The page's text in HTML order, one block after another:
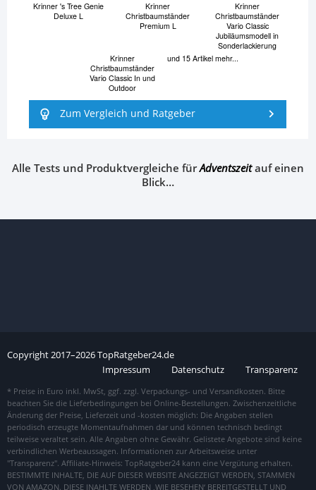
Krinner 's Tree Genie
Deluxe L
Krinner
Christbaumständer
Premium L
Krinner
Christbaumständer
Vario Classic
Jubiläumsmodell in
Sonderlackierung
Krinner
Christbaumständer
Vario Classic In und
Outdoor
und 15 Artikel mehr...
Zum Vergleich und Ratgeber
Alle Tests und Produktvergleiche fürAdventszeitauf einen
Blick…
Copyright2017–2026TopRatgeber24.de
Impressum
Datenschutz Transparenz